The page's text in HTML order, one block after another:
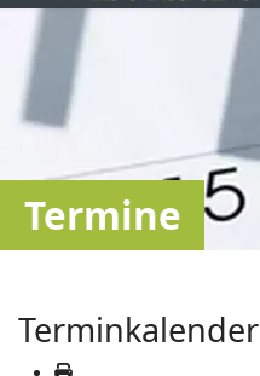
Termine
Terminkalender